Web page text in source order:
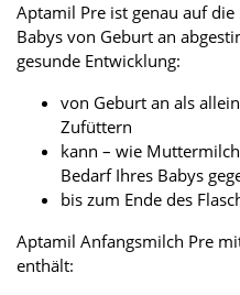
Aptamil Pre ist genau auf
Babys von Geburt an
gesunde Entwicklung:
von Geburt an als
Zufüttern
kann – wie
Bedarf Ihres Babys
bis zum Ende des
Aptamil Anfangsmilch Pre
enthält: